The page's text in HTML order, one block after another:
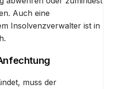
Auch eine
Insolvenzverwalter ist in
muss der